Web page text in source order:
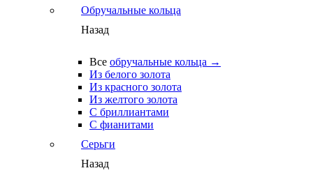
Обручальные кольца
Назад
Все обручальные кольца →
Из белого золота
Из красного золота
Из желтого золота
С бриллиантами
С фианитами
Серьги
Назад